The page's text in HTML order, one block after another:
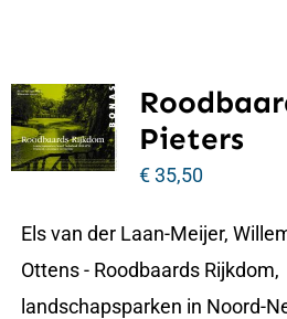
Pieters
€35,50
Els van der Laan-Meijer,
Ottens - Roodbaards Rijkdom,
landschapsparken in Noord-